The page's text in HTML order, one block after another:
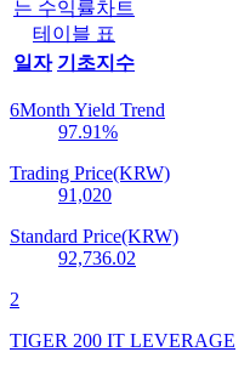
는 수익률차트
테이블 표
일자 기초지수
6Month Yield Trend
97.91%
Trading Price(KRW)
91,020
Standard Price(KRW)
92,736.02
2
TIGER 200 IT LEVERAGE